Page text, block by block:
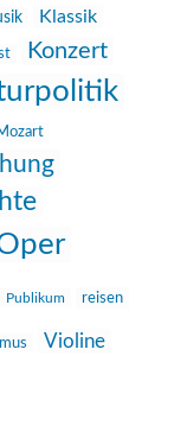
Klassik
Konzert
Publikum reisen
Violine